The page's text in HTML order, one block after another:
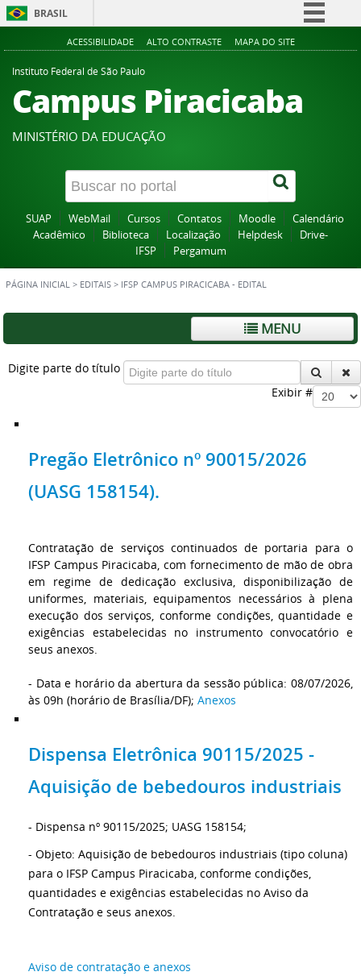
BRASIL
Simplifique!
Participe
Acesso à informação
Canais
ACESSIBILIDADE ALTO CONTRASTE MAPA DO SITE
Instituto Federal de São Paulo
Campus Piracicaba
MINISTÉRIO DA EDUCAÇÃO
SUAP WebMail Cursos Contatos Moodle
Calendário
Acadêmico
Biblioteca Localização Helpdesk
Drive-
IFSP
Pergamum
PÁGINA INICIAL > EDITAIS > IFSP CAMPUS PIRACICABA - EDITAL
MENU
Digite parte do título
Exibir #
Pregão Eletrônico nº 90015/2026
(UASG 158154).
Contratação de serviços continuados de portaria para o
IFSP Campus Piracicaba, com fornecimento de mão de obra
em regime de dedicação exclusiva, disponibilização de
uniformes, materiais, equipamentos necessários à plena
execução dos serviços, conforme condições, quantidade e
exigências estabelecidas no instrumento convocatório e
seus anexos.
- Data e horário da abertura da sessão pública: 08/07/2026,
às 09h (horário de Brasília/DF); Anexos
Dispensa Eletrônica 90115/2025 -
Aquisição de bebedouros industriais
- Dispensa nº 90115/2025; UASG 158154;
- Objeto: Aquisição de bebedouros industriais (tipo coluna)
para o IFSP Campus Piracicaba, conforme condições,
quantidades e exigências estabelecidas no Aviso da
Contratação e seus anexos.
Aviso de contratação e anexos